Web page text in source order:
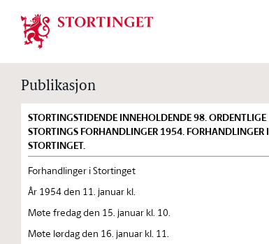
Stortinget.no
Publikasjon
STORTINGSTIDENDE INNEHOLDENDE 98. ORDENTLIGE
STORTINGS FORHANDLINGER 1954. FORHANDLINGER I
STORTINGET.
Forhandlinger i Stortinget
År 1954 den 11. januar kl.
Møte fredag den 15. januar kl. 10.
Møte lørdag den 16. januar kl. 11.